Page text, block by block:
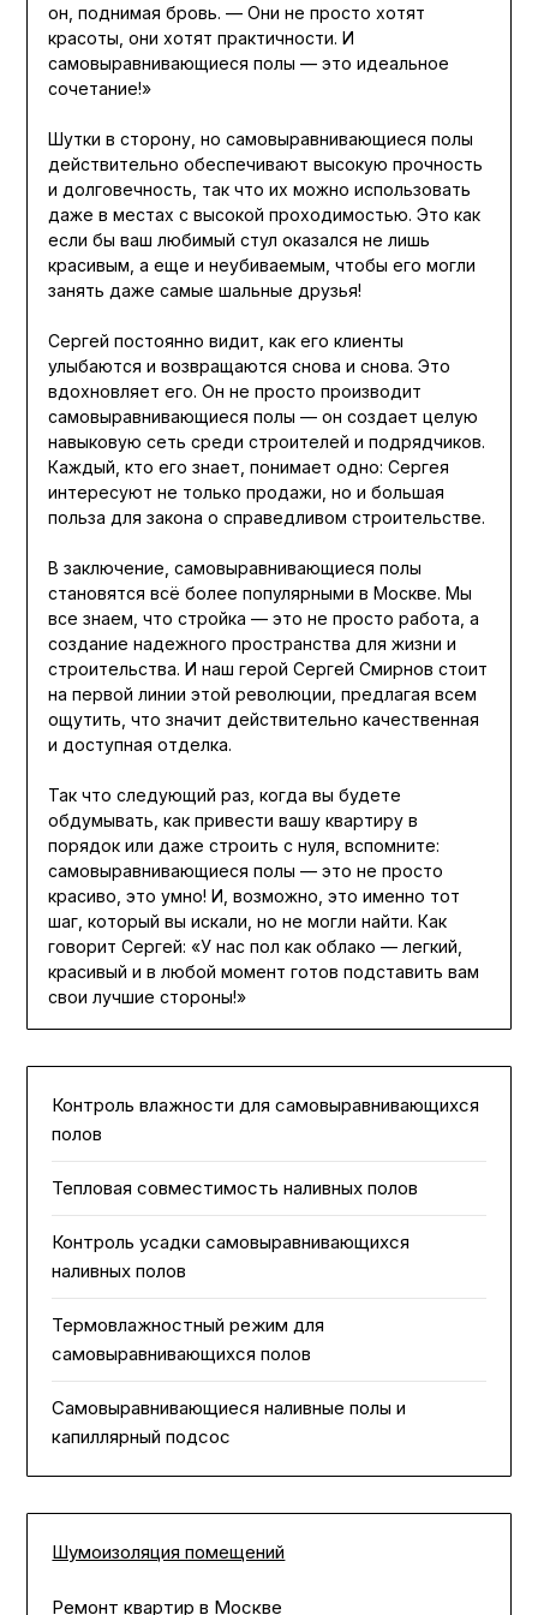
он, поднимая бровь. — Они не просто хотят
красоты, они хотят практичности. И
самовыравнивающиеся полы — это идеальное
сочетание!»
Шутки в сторону, но самовыравнивающиеся полы
действительно обеспечивают высокую прочность
и долговечность, так что их можно использовать
даже в местах с высокой проходимостью. Это как
если бы ваш любимый стул оказался не лишь
красивым, а еще и неубиваемым, чтобы его могли
занять даже самые шальные друзья!
Сергей постоянно видит, как его клиенты
улыбаются и возвращаются снова и снова. Это
вдохновляет его. Он не просто производит
самовыравнивающиеся полы — он создает целую
навыковую сеть среди строителей и подрядчиков.
Каждый, кто его знает, понимает одно: Сергея
интересуют не только продажи, но и большая
польза для закона о справедливом строительстве.
В заключение, самовыравнивающиеся полы
становятся всё более популярными в Москве. Мы
все знаем, что стройка — это не просто работа, а
создание надежного пространства для жизни и
строительства. И наш герой Сергей Смирнов стоит
на первой линии этой революции, предлагая всем
ощутить, что значит действительно качественная
и доступная отделка.
Так что следующий раз, когда вы будете
обдумывать, как привести вашу квартиру в
порядок или даже строить с нуля, вспомните:
самовыравнивающиеся полы — это не просто
красиво, это умно! И, возможно, это именно тот
шаг, который вы искали, но не могли найти. Как
говорит Сергей: «У нас пол как облако — легкий,
красивый и в любой момент готов подставить вам
свои лучшие стороны!»
Контроль влажности для самовыравнивающихся
полов
Тепловая совместимость наливных полов
Контроль усадки самовыравнивающихся
наливных полов
Термовлажностный режим для
самовыравнивающихся полов
Самовыравнивающиеся наливные полы и
капиллярный подсос
Шумоизоляция помещений
Ремонт квартир в Москве